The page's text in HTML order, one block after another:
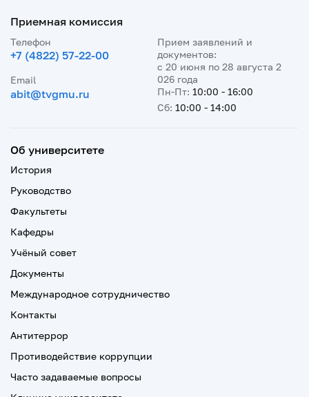
Приемная комиссия
Телефон
+7 (4822) 57-22-00
Email
abit@tvgmu.ru
Прием заявлений и
документов:
с 20 июня по 28 августа 2
026 года
Пн-Пт: 10:00 - 16:00
Сб: 10:00 - 14:00
Об университете
История
Руководство
Факультеты
Кафедры
Учёный совет
Документы
Международное сотрудничество
Контакты
Антитеррор
Противодействие коррупции
Часто задаваемые вопросы